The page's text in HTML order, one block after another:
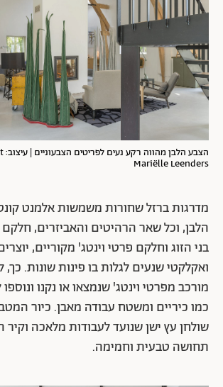
Mariëlle Leenders
מדרגות ברזל שחורות משמשות אלמנט
הלבן, וכל שאר הרהיטים והאביזרים, חלקם
בני הזוג וחלקם פרטי וינטג' מקוריים,
ואקלקטי שנעים לגלות בו פינות שונות.
מורכב מפרטי וינטג' שנמצאו או נקנו
כמו כיריים ומשטח עבודה מאבן. כיור
שולחן עץ ישן שנועד לעבודות מלאכה וקיר
תחושה טבעית וחמימה.